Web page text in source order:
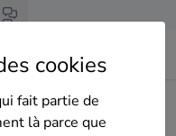
cookies
fait partie de
là parce que
Anhée